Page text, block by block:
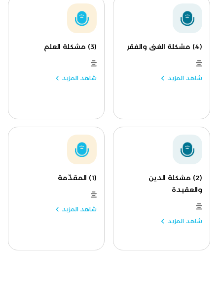
(4) مشكلة الغنى والفقر
شاهد المزيد
(3) مشكلة العلم
شاهد المزيد
(2) مشكلة الدين
والعقيدة
شاهد المزيد
(1) المقدّمة
شاهد المزيد